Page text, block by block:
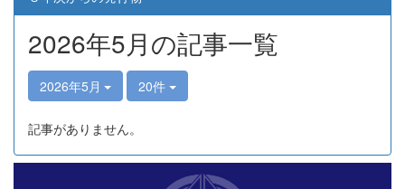
2026年5月の記事一覧
2026年5月 20件
記事がありません。